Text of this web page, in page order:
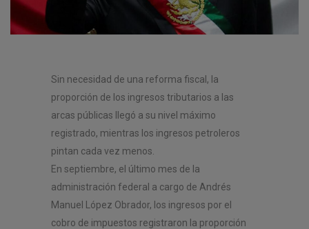
Sin necesidad de una reforma fiscal, la
proporción de los ingresos tributarios a las
arcas públicas llegó a su nivel máximo
registrado, mientras los ingresos petroleros
pintan cada vez menos.
En septiembre, el último mes de la
administración federal a cargo de Andrés
Manuel López Obrador, los ingresos por el
cobro de impuestos registraron la proporción